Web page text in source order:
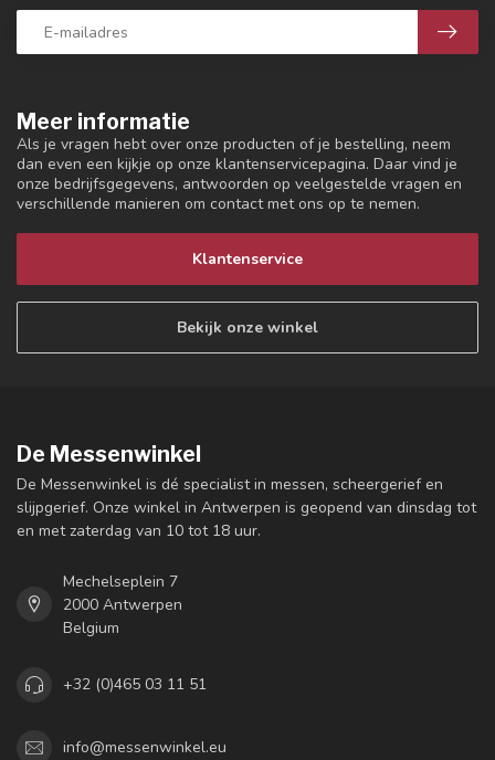
Meer informatie
Als je vragen hebt over onze producten of je bestelling, neem
dan even een kijkje op onze klantenservicepagina. Daar vind je
onze bedrijfsgegevens, antwoorden op veelgestelde vragen en
verschillende manieren om contact met ons op te nemen.
Klantenservice
Bekijk onze winkel
De Messenwinkel
De Messenwinkel is dé specialist in messen, scheergerief en
slijpgerief. Onze winkel in Antwerpen is geopend van dinsdag tot
en met zaterdag van 10 tot 18 uur.
Mechelseplein 7
2000 Antwerpen
Belgium
+32 (0)465 03 11 51
info@messenwinkel.eu